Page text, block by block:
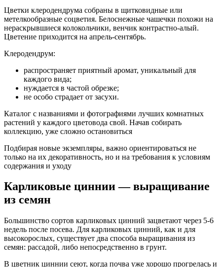
Цветки клеродендрума собраны в щитковидные или
метелкообразные соцветия. Белоснежные чашечки похожи на
нераскрывшиеся колокольчики, венчик контрастно-алый.
Цветение приходится на апрель-сентябрь.
Клеродендрум:
распространяет приятный аромат, уникальный для
каждого вида;
нуждается в частой обрезке;
не особо страдает от засухи.
Каталог с названиями и фотографиями лучших комнатных
растений у каждого цветовода свой. Начав собирать
коллекцию, уже сложно остановиться
Подбирая новые экземпляры, важно ориентироваться не
только на их декоративность, но и на требования к условиям
содержания и уходу
Карликовые циннии — выращивание
из семян
Большинство сортов карликовых цинний зацветают через 5-6
недель после посева. Для карликовых цинний, как и для
высокорослых, существует два способа выращивания из
семян: рассадой, либо непосредственно в грунт.
В цветник циннии сеют, когда почва уже хорошо прогрелась и